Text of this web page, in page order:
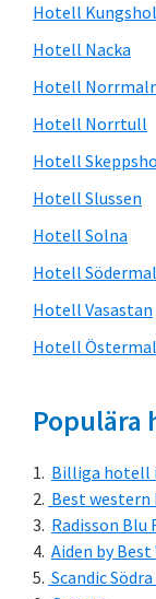
Hotell
Hotell Nacka
Hotell
Hotell Norrtull
Hotell
Hotell Slussen
Hotell Solna
Hotell
Hotell Vasastan
Hotell
Populära
Billiga hotell
Best western
Radisson Blu
Aiden by
Scandic